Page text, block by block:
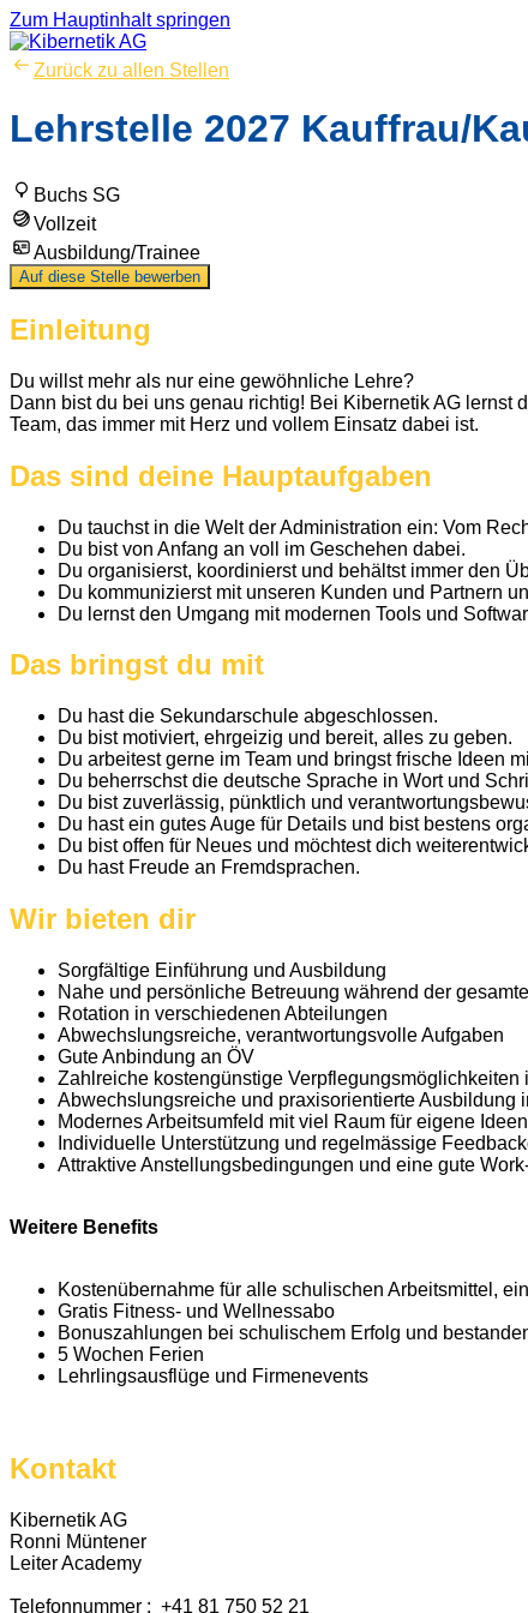
Zum Hauptinhalt springen
Zurück zu allen Stellen
Lehrstelle 2027 Kauffrau/
Buchs SG
Vollzeit
Ausbildung/Trainee
Auf diese Stelle bewerben
Einleitung
Du willst mehr als nur eine gewöhnliche Lehre?
Dann bist du bei uns genau richtig! Bei Kibernetik AG
Team, das immer mit Herz und vollem Einsatz dabei ist.
Das sind deine Hauptaufgaben
Du tauchst in die Welt der Administration ein: Vom
Du bist von Anfang an voll im Geschehen dabei.
Du organisierst, koordinierst und behältst immer den
Du kommunizierst mit unseren Kunden und Partnern
Du lernst den Umgang mit modernen Tools und
Das bringst du mit
Du hast die Sekundarschule abgeschlossen.
Du bist motiviert, ehrgeizig und bereit, alles zu geben.
Du arbeitest gerne im Team und bringst frische Ideen
Du beherrschst die deutsche Sprache in Wort und
Du bist zuverlässig, pünktlich und
Du hast ein gutes Auge für Details und bist bestens
Du bist offen für Neues und möchtest dich
Du hast Freude an Fremdsprachen.
Wir bieten dir
Sorgfältige Einführung und Ausbildung
Nahe und persönliche Betreuung während der
Rotation in verschiedenen Abteilungen
Abwechslungsreiche, verantwortungsvolle Aufgaben
Gute Anbindung an ÖV
Zahlreiche kostengünstige Verpflegungsmöglichkeiten
Abwechslungsreiche und praxisorientierte Ausbildung
Modernes Arbeitsumfeld mit viel Raum für eigene Ideen
Individuelle Unterstützung und regelmässige
Attraktive Anstellungsbedingungen und eine gute
Weitere Benefits
Kostenübernahme für alle schulischen Arbeitsmittel,
Gratis Fitness- und Wellnessabo
Bonuszahlungen bei schulischem Erfolg und
5 Wochen Ferien
Lehrlingsausflüge und Firmenevents
Kontakt
Kibernetik AG
Ronni Müntener
Leiter Academy
Telefonnummer : +41 81 750 52 21